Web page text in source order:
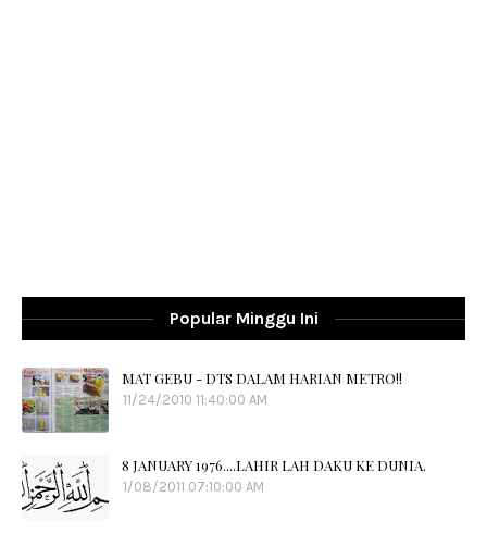
Popular Minggu Ini
MAT GEBU - DTS DALAM HARIAN METRO!!
11/24/2010 11:40:00 AM
8 JANUARY 1976....LAHIR LAH DAKU KE DUNIA.
1/08/2011 07:10:00 AM